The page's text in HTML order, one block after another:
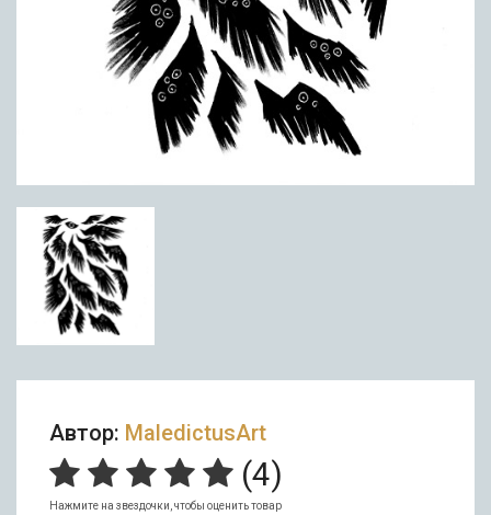
Автор: MaledictusArt
(4)
Нажмите на звездочки, чтобы оценить товар